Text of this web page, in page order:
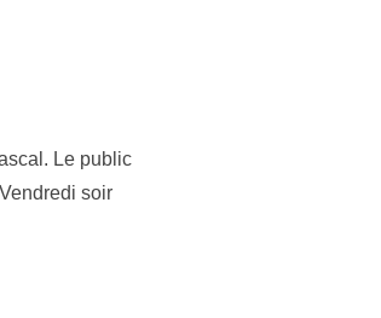
Le public
soir